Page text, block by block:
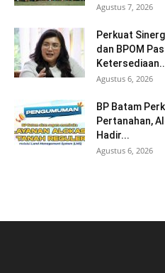
Agustus 7, 2026
Perkuat
dan BPOM
Agustus 6, 2026
BP Batam
Pertanahan,
Hadir...
Agustus 6, 2026